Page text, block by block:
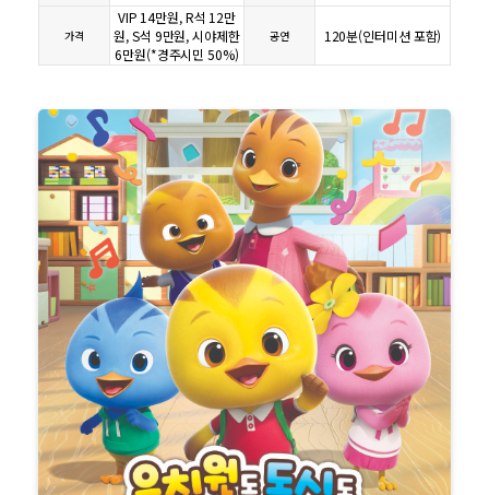
가격
VIP 14만원, R석 12만
원, S석 9만원, 시야제한
6만원(*경주시민 50%)
공연 120분(인터미션 포함)